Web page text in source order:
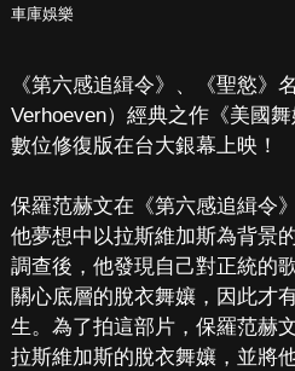
車庫娛樂
《第六感追緝令》、《聖慾》
Verhoeven）經典之作《美國
數位修復版在台大銀幕上映！
保羅范赫文在《第六感追緝令
他夢想中以拉斯維加斯為背景
調查後，他發現自己對正統的
關心底層的脫衣舞孃，因此才
生。為了拍這部片，保羅范赫
拉斯維加斯的脫衣舞孃，並將